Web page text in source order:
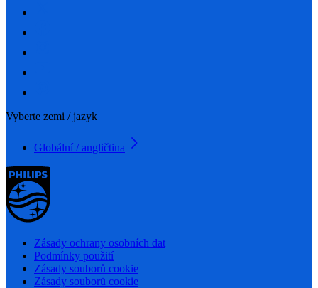
Vyberte zemi / jazyk
Globální / angličtina
Zásady ochrany osobních dat
Podmínky použití
Zásady souborů cookie
Zásady souborů cookie